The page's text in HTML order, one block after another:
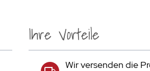
Ihre Vorteile
Wir versenden die